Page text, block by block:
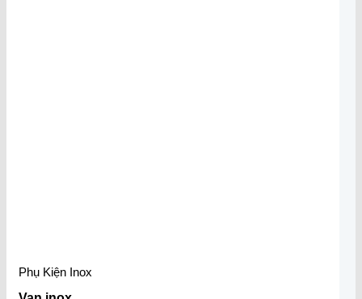
Phụ Kiện Inox